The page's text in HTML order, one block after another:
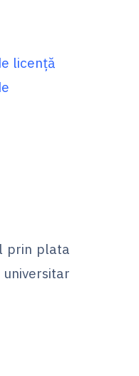
licență
prin plata